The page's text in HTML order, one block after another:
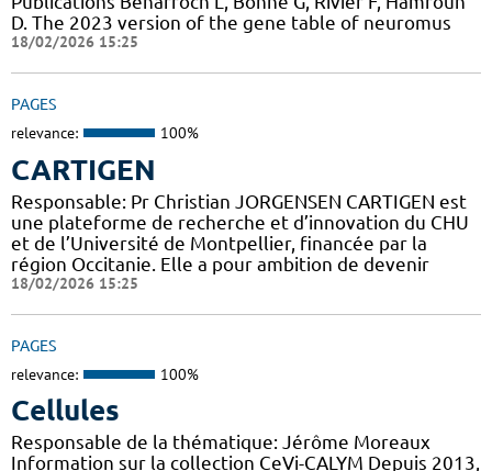
D. The 2023 version of the gene table of neuromus
18/02/2026 15:25
PAGES
relevance: 100%
CARTIGEN
Responsable: Pr Christian JORGENSEN CARTIGEN est
une plateforme de recherche et d’innovation du CHU
et de l’Université de Montpellier, financée par la
région Occitanie. Elle a pour ambition de devenir
18/02/2026 15:25
PAGES
relevance: 100%
Cellules
Responsable de la thématique: Jérôme Moreaux
Information sur la collection CeVi-CALYM Depuis 2013,